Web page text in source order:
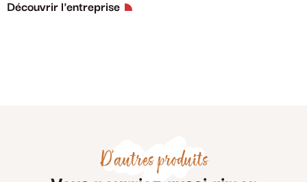
Découvrir l'entreprise
D'autres produits